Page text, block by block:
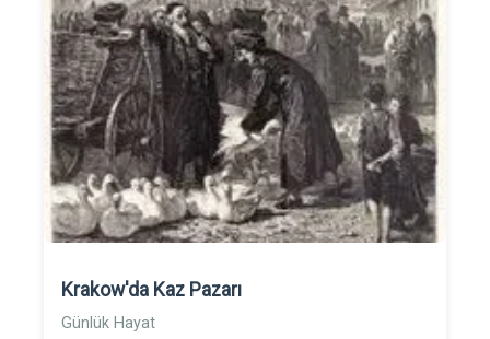
Krakow'da Kaz Pazarı
Günlük Hayat